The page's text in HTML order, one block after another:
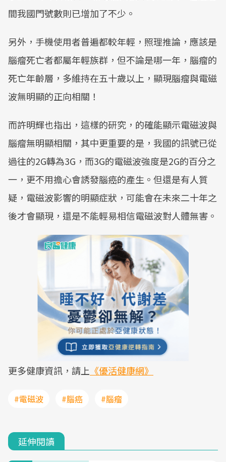
間我國門號數則已增加了不少。
另外，手機使用者普遍都較年輕，照理推論，應該是
腦瘤死亡者都屬年輕族群，但不論是哪一年，腦瘤的
死亡年齡層，多維持在五十歲以上，顯現腦瘤與電磁
波無明顯的正向相關！
而許明輝也指出，這樣的研究，的確能顯示電磁波與
腦瘤無明顯相關，其中更重要的是，我國的訊號已從
過往的2G轉為3G，而3G的電磁波強度是2G的百分之
一，更不用擔心會誘發腦癌的產生。但還是有人質
疑，電磁波影響的明顯症狀，可能會在未來二十年之
後才會顯現，還是不能輕易相信電磁波對人體無害。
更多健康資訊，請上 《優活健康網》
#電磁波 #腦癌 #腦瘤
延伸閱讀